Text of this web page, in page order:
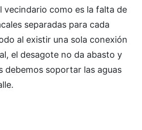
vecindario como es la falta de
separadas para cada
al existir una sola conexión
el desagote no da abasto y
debemos soportar las aguas